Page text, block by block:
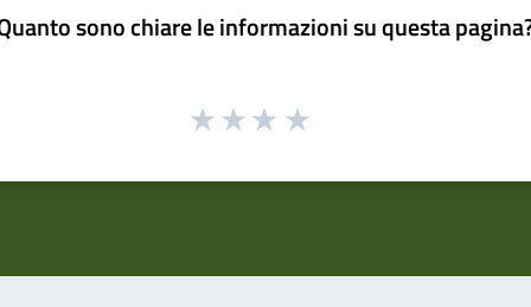
sono chiare le informazioni su questa